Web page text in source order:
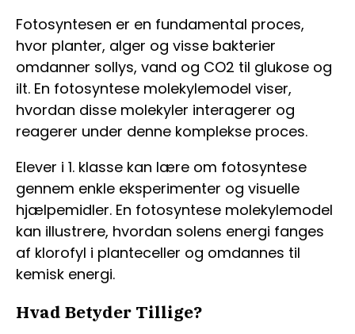
Fotosyntesen er en fundamental proces,
hvor planter, alger og visse bakterier
omdanner sollys, vand og CO2 til glukose og
ilt. En fotosyntese molekylemodel viser,
hvordan disse molekyler interagerer og
reagerer under denne komplekse proces.
Elever i 1. klasse kan lære om fotosyntese
gennem enkle eksperimenter og visuelle
hjælpemidler. En fotosyntese molekylemodel
kan illustrere, hvordan solens energi fanges
af klorofyl i planteceller og omdannes til
kemisk energi.
Hvad Betyder Tillige?